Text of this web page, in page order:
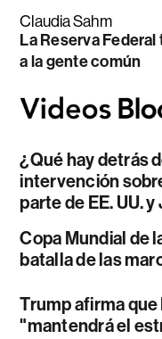
Claudia Sahm
La Reserva
a la gente común
¿Qué hay detrás
intervención
parte de EE. UU.
Copa Mundial de
batalla de las
Trump afirma que
"mantendrá el